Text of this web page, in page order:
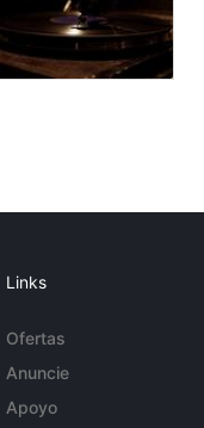
Links
Ofertas
Anuncie
Apoyo